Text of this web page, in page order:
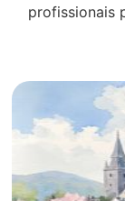
profissionais